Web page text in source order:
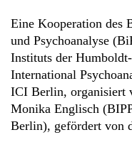
Eine Kooperation des
und Psychoanalyse
Instituts der
International
ICI Berlin, organisiert
Monika Englisch
Berlin), gefördert von